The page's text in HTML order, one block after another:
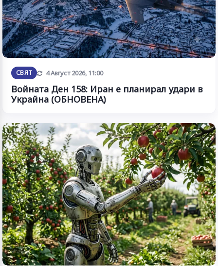
СВЯТ Обновена
4 Август 2026, 11:00
Войната Ден 158: Иран е планирал удари в
Украйна (ОБНОВЕНА)